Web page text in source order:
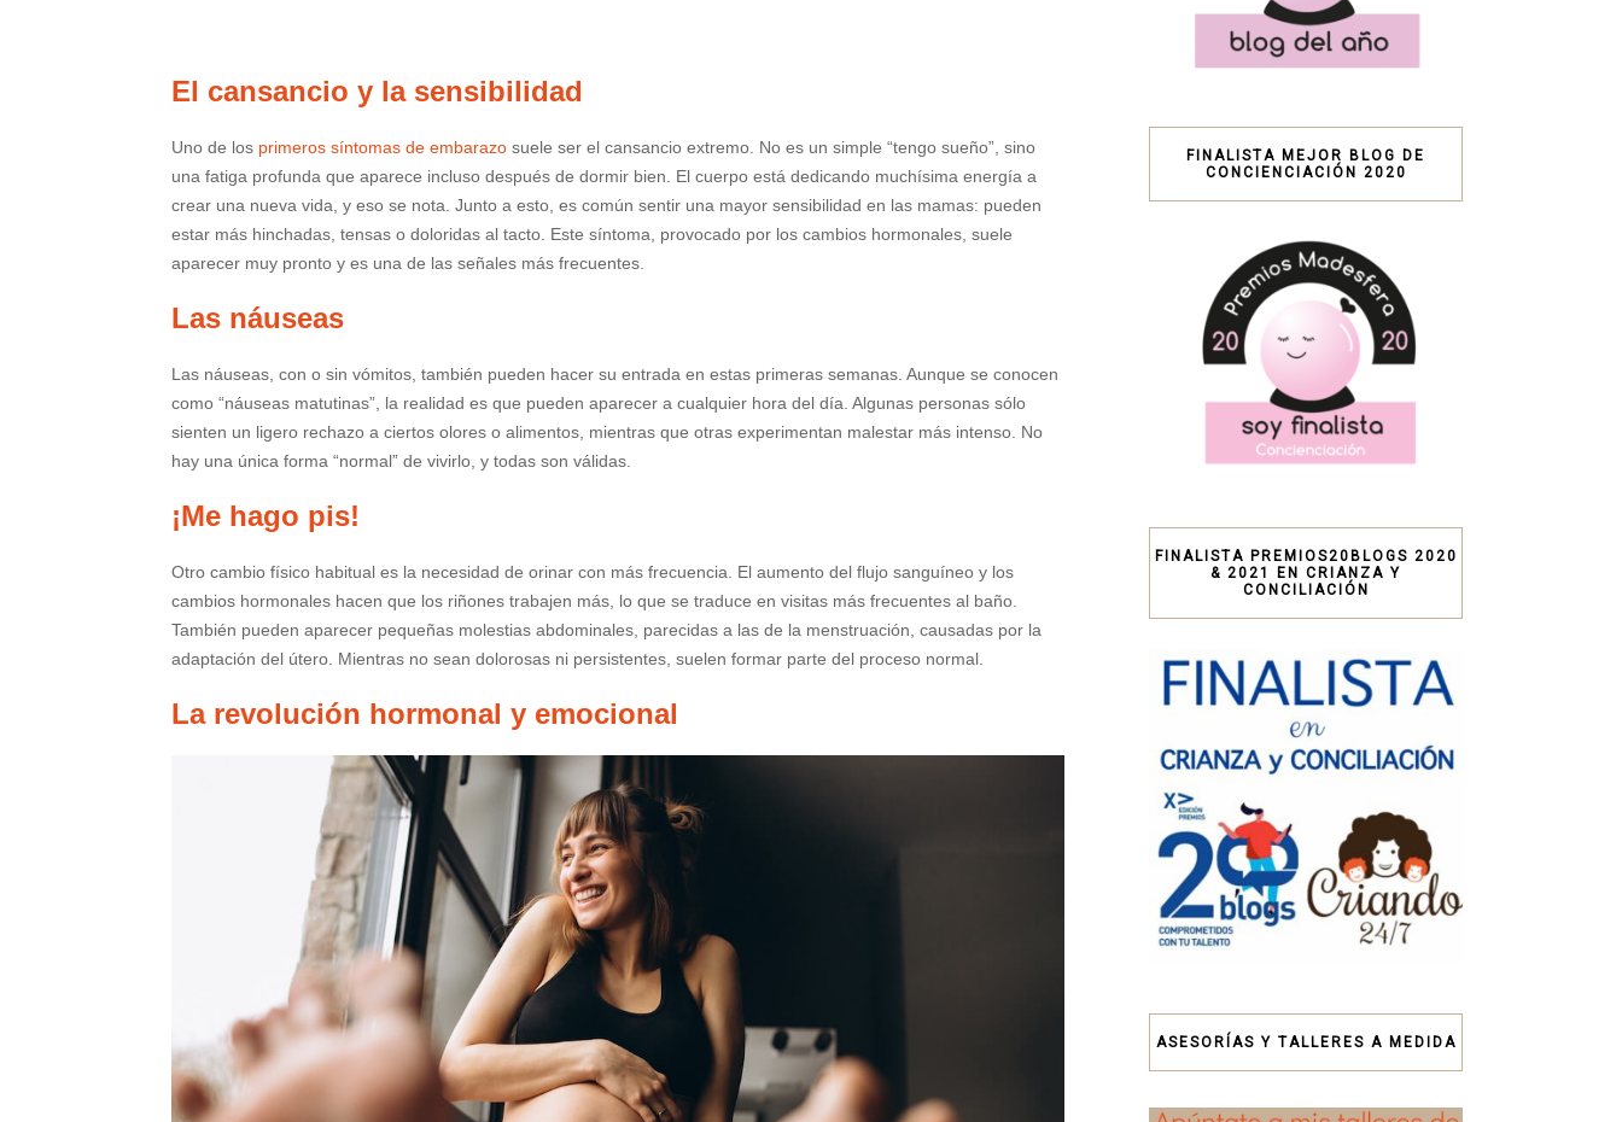
El cansancio y la sensibilidad
Uno de los primeros síntomas de embarazo suele ser el cansancio extremo. No es un simple “tengo sueño”, sino
una fatiga profunda que aparece incluso después de dormir bien. El cuerpo está dedicando muchísima energía a
crear una nueva vida, y eso se nota. Junto a esto, es común sentir una mayor sensibilidad en las mamas: pueden
estar más hinchadas, tensas o doloridas al tacto. Este síntoma, provocado por los cambios hormonales, suele
aparecer muy pronto y es una de las señales más frecuentes.
Las náuseas
Las náuseas, con o sin vómitos, también pueden hacer su entrada en estas primeras semanas. Aunque se conocen
como “náuseas matutinas”, la realidad es que pueden aparecer a cualquier hora del día. Algunas personas sólo
sienten un ligero rechazo a ciertos olores o alimentos, mientras que otras experimentan malestar más intenso. No
hay una única forma “normal” de vivirlo, y todas son válidas.
¡Me hago pis!
Otro cambio físico habitual es la necesidad de orinar con más frecuencia. El aumento del flujo sanguíneo y los
cambios hormonales hacen que los riñones trabajen más, lo que se traduce en visitas más frecuentes al baño.
También pueden aparecer pequeñas molestias abdominales, parecidas a las de la menstruación, causadas por la
adaptación del útero. Mientras no sean dolorosas ni persistentes, suelen formar parte del proceso normal.
La revolución hormonal y emocional
FINALISTA MEJOR BLOG DE
CONCIENCIACIÓN 2020
FINALISTA PREMIOS20BLOGS 2020
& 2021 EN CRIANZA Y
CONCILIACIÓN
ASESORÍAS Y TALLERES A MEDIDA